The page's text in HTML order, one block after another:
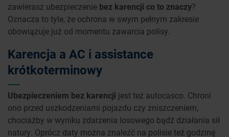
zawierasz ubezpieczenie bez karencji co to znaczy?
Oznacza to tyle, że ochrona w swym pełnym zakresie
obowiązuje już od momentu zawarcia polisy.
Karencja a AC i assistance
krótkoterminowy
Ubezpieczeniem bez karencji jest też autocasco. Chroni
ono przed uszkodzeniami pojazdu czy zniszczeniem,
chociażby w wyniku zdarzenia losowego bądź działania sił
natury. Oprócz daty można znaleźć na polisie też godzinę